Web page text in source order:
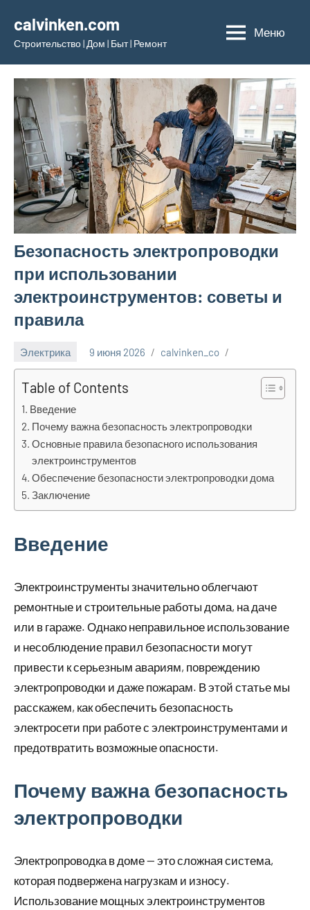
содержимому
calvinken.com
Строительство | Дом | Быт | Ремонт
Меню
Безопасность электропроводки
при использовании
электроинструментов: советы и
правила
Электрика 9 июня 2026 calvinken_co
Table of Contents
Введение
Почему важна безопасность электропроводки
Основные правила безопасного использования
электроинструментов
Обеспечение безопасности электропроводки дома
Заключение
Введение
Электроинструменты значительно облегчают
ремонтные и строительные работы дома, на даче
или в гараже. Однако неправильное использование
и несоблюдение правил безопасности могут
привести к серьезным авариям, повреждению
электропроводки и даже пожарам. В этой статье мы
расскажем, как обеспечить безопасность
электросети при работе с электроинструментами и
предотвратить возможные опасности.
Почему важна безопасность
электропроводки
Электропроводка в доме — это сложная система,
которая подвержена нагрузкам и износу.
Использование мощных электроинструментов